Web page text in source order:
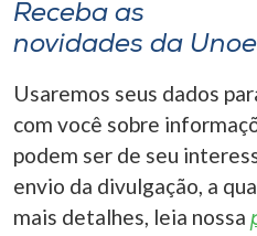
Receba as
novidades da
Usaremos seus dados
com você sobre
podem ser de seu
envio da divulgação, a
mais detalhes, leia nossa